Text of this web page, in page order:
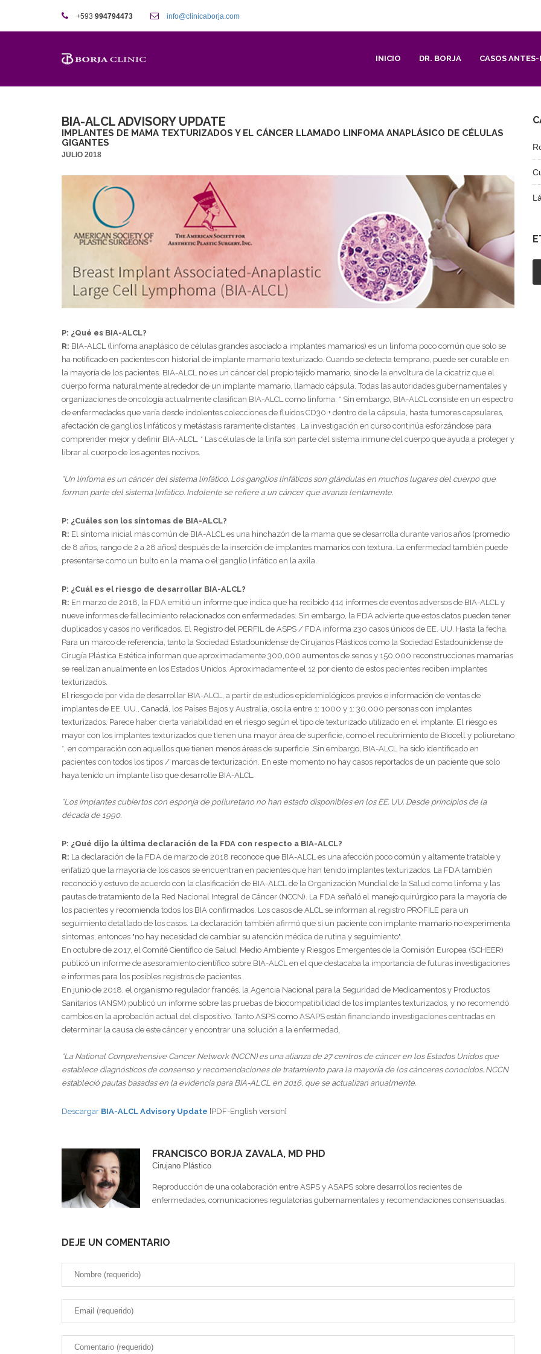
+593 994794473 info@clinicaborja.com
INICIO DR. BORJA CASOS ANTES-
BIA-ALCL ADVISORY UPDATE
IMPLANTES DE MAMA TEXTURIZADOS Y EL CÁNCER LLAMADO LINFOMA ANAPLÁSICO DE CÉLULAS
GIGANTES
JULIO 2018
P: ¿Qué es BIA-ALCL?
R: BIA-ALCL (linfoma anaplásico de células grandes asociado a implantes mamarios) es un linfoma poco común que solo se
ha notificado en pacientes con historial de implante mamario texturizado. Cuando se detecta temprano, puede ser curable en
la mayoría de los pacientes. BIA-ALCL no es un cáncer del propio tejido mamario, sino de la envoltura de la cicatriz que el
cuerpo forma naturalmente alrededor de un implante mamario, llamado cápsula. Todas las autoridades gubernamentales y
organizaciones de oncología actualmente clasifican BIA-ALCL como linfoma. * Sin embargo, BIA-ALCL consiste en un espectro
de enfermedades que varía desde indolentes colecciones de fluidos CD30 + dentro de la cápsula, hasta tumores capsulares,
afectación de ganglios linfáticos y metástasis raramente distantes . La investigación en curso continúa esforzándose para
comprender mejor y definir BIA-ALCL. * Las células de la linfa son parte del sistema inmune del cuerpo que ayuda a proteger y
librar al cuerpo de los agentes nocivos.
*Un linfoma es un cáncer del sistema linfático. Los ganglios linfáticos son glándulas en muchos lugares del cuerpo que
forman parte del sistema linfático. Indolente se refiere a un cáncer que avanza lentamente.
P: ¿Cuáles son los síntomas de BIA-ALCL?
R: El síntoma inicial más común de BIA-ALCL es una hinchazón de la mama que se desarrolla durante varios años (promedio
de 8 años, rango de 2 a 28 años) después de la inserción de implantes mamarios con textura. La enfermedad también puede
presentarse como un bulto en la mama o el ganglio linfático en la axila.
P: ¿Cuál es el riesgo de desarrollar BIA-ALCL?
R: En marzo de 2018, la FDA emitió un informe que indica que ha recibido 414 informes de eventos adversos de BIA-ALCL y
nueve informes de fallecimiento relacionados con enfermedades. Sin embargo, la FDA advierte que estos datos pueden tener
duplicados y casos no verificados. El Registro del PERFIL de ASPS / FDA informa 230 casos únicos de EE. UU. Hasta la fecha.
Para un marco de referencia, tanto la Sociedad Estadounidense de Cirujanos Plásticos como la Sociedad Estadounidense de
Cirugía Plástica Estética informan que aproximadamente 300,000 aumentos de senos y 150,000 reconstrucciones mamarias
se realizan anualmente en los Estados Unidos. Aproximadamente el 12 por ciento de estos pacientes reciben implantes
texturizados.
El riesgo de por vida de desarrollar BIA-ALCL, a partir de estudios epidemiológicos previos e información de ventas de
implantes de EE. UU., Canadá, los Países Bajos y Australia, oscila entre 1: 1000 y 1: 30,000 personas con implantes
texturizados. Parece haber cierta variabilidad en el riesgo según el tipo de texturizado utilizado en el implante. El riesgo es
mayor con los implantes texturizados que tienen una mayor área de superficie, como el recubrimiento de Biocell y poliuretano
*, en comparación con aquellos que tienen menos áreas de superficie. Sin embargo, BIA-ALCL ha sido identificado en
pacientes con todos los tipos / marcas de texturización. En este momento no hay casos reportados de un paciente que solo
haya tenido un implante liso que desarrolle BIA-ALCL.
*Los implantes cubiertos con esponja de poliuretano no han estado disponibles en los EE. UU. Desde principios de la
década de 1990.
P: ¿Qué dijo la última declaración de la FDA con respecto a BIA-ALCL?
R: La declaración de la FDA de marzo de 2018 reconoce que BIA-ALCL es una afección poco común y altamente tratable y
enfatizó que la mayoría de los casos se encuentran en pacientes que han tenido implantes texturizados. La FDA también
reconoció y estuvo de acuerdo con la clasificación de BIA-ALCL de la Organización Mundial de la Salud como linfoma y las
pautas de tratamiento de la Red Nacional Integral de Cáncer (NCCN). La FDA señaló el manejo quirúrgico para la mayoría de
los pacientes y recomienda todos los BIA confirmados. Los casos de ALCL se informan al registro PROFILE para un
seguimiento detallado de los casos. La declaración también afirmó que si un paciente con implante mamario no experimenta
síntomas, entonces "no hay necesidad de cambiar su atención médica de rutina y seguimiento".
En octubre de 2017, el Comité Científico de Salud, Medio Ambiente y Riesgos Emergentes de la Comisión Europea (SCHEER)
publicó un informe de asesoramiento científico sobre BIA-ALCL en el que destacaba la importancia de futuras investigaciones
e informes para los posibles registros de pacientes.
En junio de 2018, el organismo regulador francés, la Agencia Nacional para la Seguridad de Medicamentos y Productos
Sanitarios (ANSM) publicó un informe sobre las pruebas de biocompatibilidad de los implantes texturizados, y no recomendó
cambios en la aprobación actual del dispositivo. Tanto ASPS como ASAPS están financiando investigaciones centradas en
determinar la causa de este cáncer y encontrar una solución a la enfermedad.
*La National Comprehensive Cancer Network (NCCN) es una alianza de 27 centros de cáncer en los Estados Unidos que
establece diagnósticos de consenso y recomendaciones de tratamiento para la mayoría de los cánceres conocidos. NCCN
estableció pautas basadas en la evidencia para BIA-ALCL en 2016, que se actualizan anualmente.
Descargar BIA-ALCL Advisory Update [PDF-English version]
FRANCISCO BORJA ZAVALA, MD PHD
Cirujano Plástico
Reproducción de una colaboración entre ASPS y ASAPS sobre desarrollos recientes de
enfermedades, comunicaciones regulatorias gubernamentales y recomendaciones consensuadas.
DEJE UN COMENTARIO